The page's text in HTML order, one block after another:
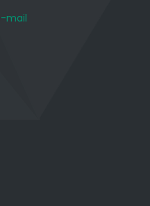
mail